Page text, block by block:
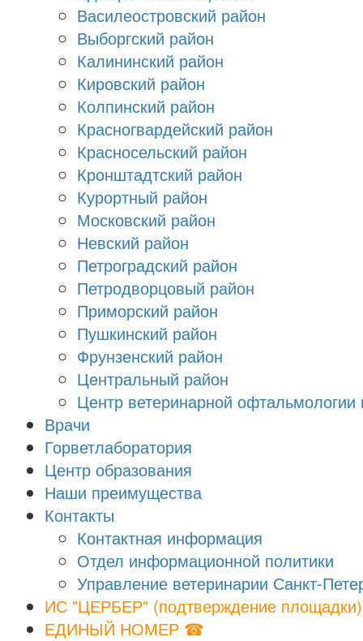
Василеостровский район
Выборгский район
Калининский район
Кировский район
Колпинский район
Красногвардейский район
Красносельский район
Кронштадтский район
Курортный район
Московский район
Невский район
Петроградский район
Петродворцовый район
Приморский район
Пушкинский район
Фрунзенский район
Цeнтральный район
Центр ветеринарной
Врачи
Горветлаборатория
Центр образования
Наши преимущества
Контакты
Контактная информация
Отдел информационной политики
Управление ветеринарии Санкт-
ИС "ЦЕРБЕР" (подтверждение площадки)
ЕДИНЫЙ НОМЕР ☎